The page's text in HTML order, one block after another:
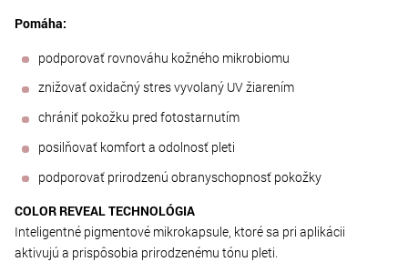
Pomáha:
podporovať rovnováhu kožného mikrobiomu
znižovať oxidačný stres vyvolaný UV žiarením
chrániť pokožku pred fotostarnutím
posilňovať komfort a odolnosť pleti
podporovať prirodzenú obranyschopnosť pokožky
COLOR REVEAL TECHNOLÓGIA
Inteligentné pigmentové mikrokapsule, ktoré sa pri aplikácii
aktivujú a prispôsobia prirodzenému tónu pleti.